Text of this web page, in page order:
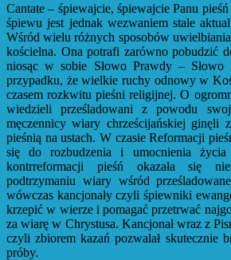
Cantate – śpiewajcie, śpiewajcie Panu
śpiewu jest jednak wezwaniem stale
Wśród wielu różnych sposobów
kościelna. Ona potrafi zarówno pobudzić
niosąc w sobie Słowo Prawdy –
przypadku, że wielkie ruchy odnowy w
czasem rozkwitu pieśni religijnej. O
wiedzieli prześladowani z powodu
męczennicy wiary chrześcijańskiej ginęli
pieśnią na ustach. W czasie Reformacji
się do rozbudzenia i umocnienia
kontrreformacji pieśń okazała się
podtrzymaniu wiary wśród
wówczas kancjonały czyli śpiewniki
krzepić w wierze i pomagać przetrwać
za wiarę w Chrystusa. Kancjonał wraz z
czyli zbiorem kazań pozwalał skutecznie
próby.